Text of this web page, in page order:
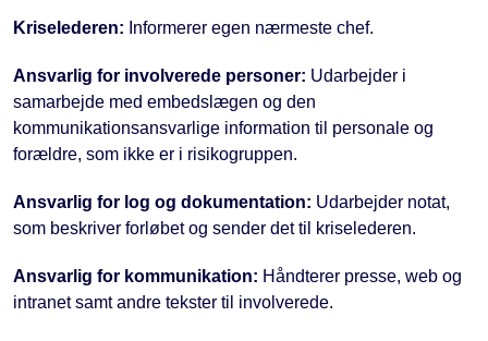
Kriselederen: Informerer egen nærmeste chef.
Ansvarlig for involverede personer: Udarbejder i
samarbejde med embedslægen og den
kommunikationsansvarlige information til personale og
forældre, som ikke er i risikogruppen.
Ansvarlig for log og dokumentation: Udarbejder notat,
som beskriver forløbet og sender det til kriselederen.
Ansvarlig for kommunikation: Håndterer presse, web og
intranet samt andre tekster til involverede.